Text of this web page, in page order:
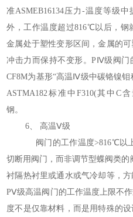
准ASMEB16134压力-温度等级
外，工作温度超过816℃以后，钢
金属处于塑性变形区间，金属的
冲击力而保持不变形。PⅣ级阀门
CF8M为基形“高温Ⅳ级中碳铬镍钼
ASTMA182标准中F310(其中C
钢。
6、 高温Ⅴ级
阀门的工作温度>816℃以
切断用阀门，而非调节型蝶阀类
衬隔热衬里或通水或气冷却等，
PⅤ级高温阀门的工作温度上限不
度不是仅靠材料，而是用特殊的